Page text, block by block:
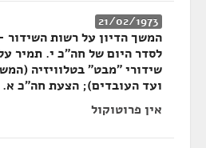
21/02/1973
המשך הדיון על רשות
לסדר היום של חה"כ י. תמיר
שידורי "מבט" בטלוויזיה
ועד העובדים); הצעת חה"כ א.
אין פרוטוקול